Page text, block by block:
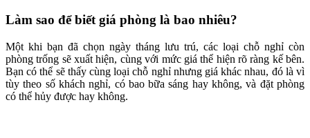
Làm sao để biết giá phòng là bao nhiêu?
Một khi bạn đã chọn ngày tháng lưu trú, các loại chỗ nghỉ còn
phòng trống sẽ xuất hiện, cùng với mức giá thể hiện rõ ràng kế bên.
Bạn có thể sẽ thấy cùng loại chỗ nghỉ nhưng giá khác nhau, đó là vì
tùy theo số khách nghỉ, có bao bữa sáng hay không, và đặt phòng
có thể hủy được hay không.